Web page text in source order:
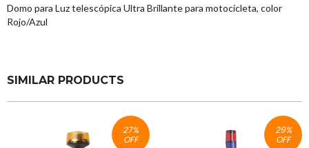
Domo para Luz telescópica Ultra Brillante para motocicleta, color
Rojo/Azul
SIMILAR PRODUCTS
27%
OFF
29%
OFF